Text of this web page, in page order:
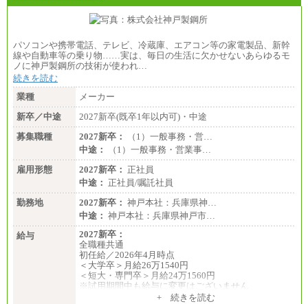
パソコンや携帯電話、テレビ、冷蔵庫、エアコン等の家電製品、新幹
線や自動車等の乗り物……実は、毎日の生活に欠かせないあらゆるモ
ノに神戸製鋼所の技術が使われ…
続きを読む
業種
メーカー
新卒／中途
2027新卒(既卒1年以内可)・中途
募集職種
2027新卒：
（1）一般事務・営…
中途：
（1）一般事務・営業事…
雇用形態
2027新卒： 正社員
中途： 正社員/嘱託社員
勤務地
2027新卒： 神戸本社：兵庫県神…
中途： 神戸本社：兵庫県神戸市…
給与
2027新卒：
全職種共通
初任給／2026年4月時点
＜大学卒＞月給26万1540円
＜短大・専門卒＞月給24万1560円
※試用期間中も給与に変更はございません
+ 続きを読む